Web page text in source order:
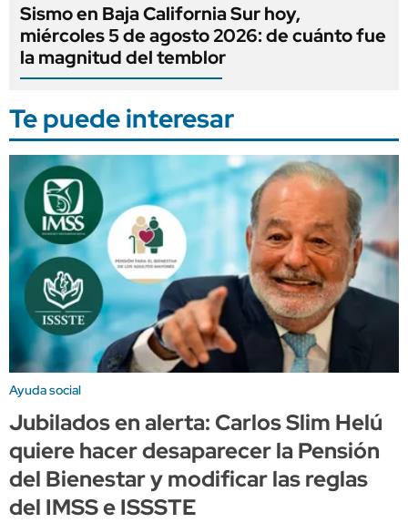
Sismo en Baja California Sur hoy,
miércoles 5 de agosto 2026: de cuánto fue
la magnitud del temblor
Te puede interesar
Ayuda social
Jubilados en alerta: Carlos Slim Helú
quiere hacer desaparecer la Pensión
del Bienestar y modificar las reglas
del IMSS e ISSSTE